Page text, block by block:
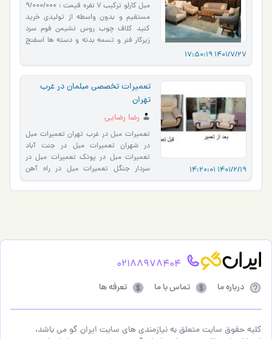
1401/7/27 17:50:19
مبل کارلو ترکیب ۷ نفره قیمت : 9/000/000
مستقیم و بدون واسطه از تولیدی خرید
کنید کلاف چوب روس نشیمن فوم سرد
زیرکار فنر و تسمه بدنه و دسته ها اسفنج
1401/2/19 14:20:01
تعمیرات تخصصی مبلمان در غرب
تهران
رضا رضایی
تعمیرات مبل در غرب تهران تعمیرات مبل
در شهران تعمیرات مبل در جنت آباد
تعمیرات مبل در پونک تعمیرات مبل در
سردار جنگل تعمیرات مبل در راه آهن
تعمیرات مبل در سعادت آباد ت�…
02188978404
درباره ما تماس با ما تعرفه ها
کلیه حقوق سایت متعلق به نیازمندی های سایت ایران گو می باشد،